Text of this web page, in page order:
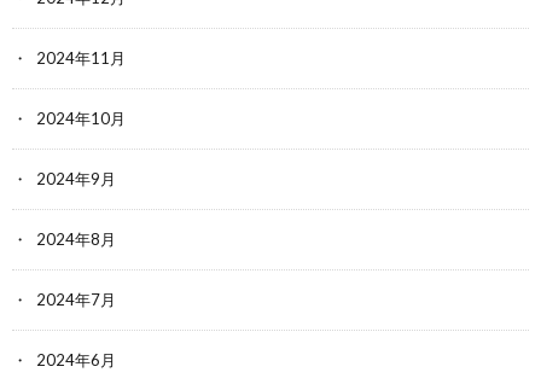
2024年11月
2024年10月
2024年9月
2024年8月
2024年7月
2024年6月